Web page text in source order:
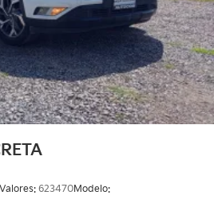
Valores: 623470Modelo: